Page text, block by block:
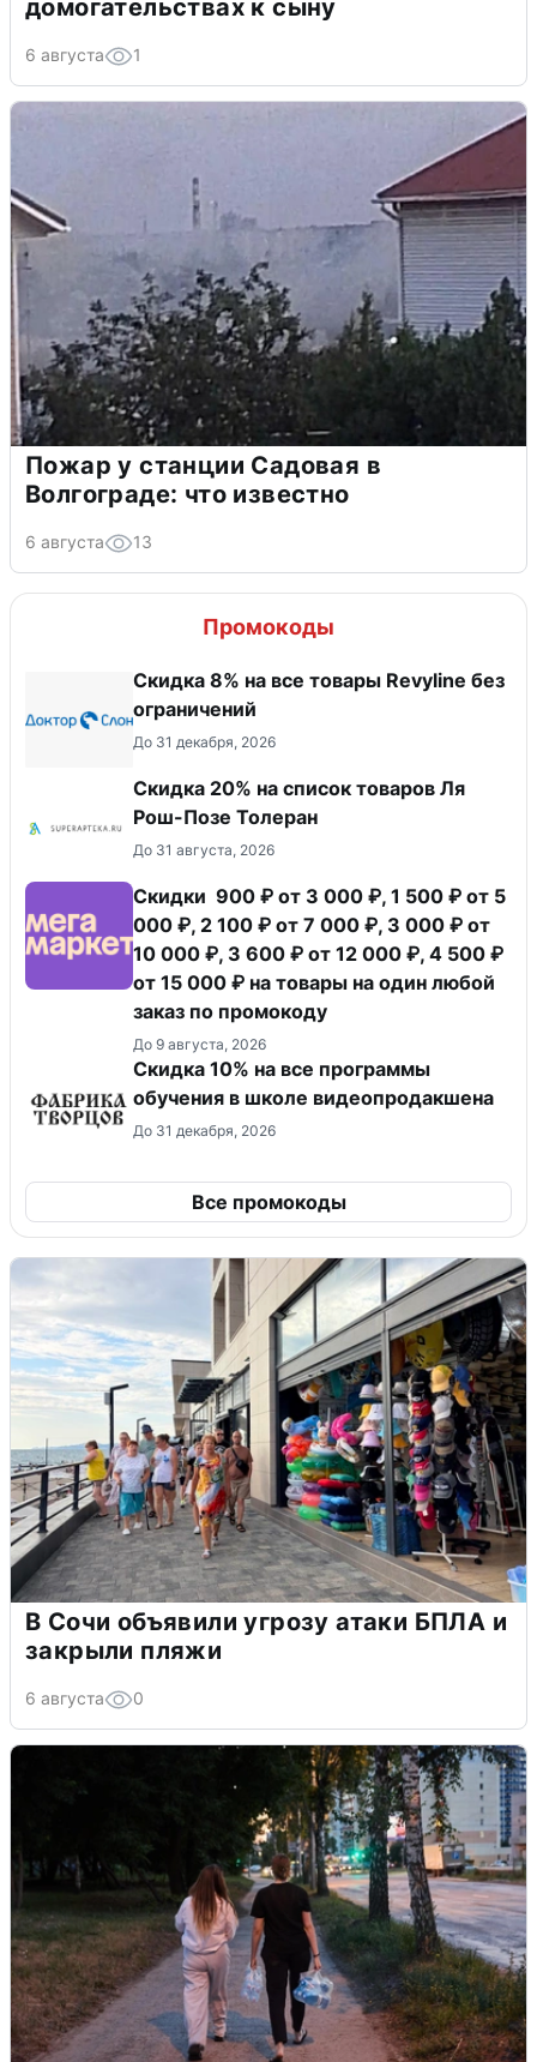
домогательствах к сыну
6 августа 1
Пожар у станции Садовая в
Волгограде: что известно
6 августа 13
Промокоды
​Скидка 8% на все товары Revyline без
ограничений
До 31 декабря, 2026
Скидка 20% на список товаров Ля
Рош-Позе Толеран
До 31 августа, 2026
Скидки 900 ₽ от 3 000 ₽, 1 500 ₽ от 5
000 ₽, 2 100 ₽ от 7 000 ₽, 3 000 ₽ от
10 000 ₽, 3 600 ₽ от 12 000 ₽, 4 500 ₽
от 15 000 ₽ на товары на один любой
заказ по промокоду
До 9 августа, 2026
Скидка 10% на все программы
обучения в школе видеопродакшена
До 31 декабря, 2026
Все промокоды
В Сочи объявили угрозу атаки БПЛА и
закрыли пляжи
6 августа 0